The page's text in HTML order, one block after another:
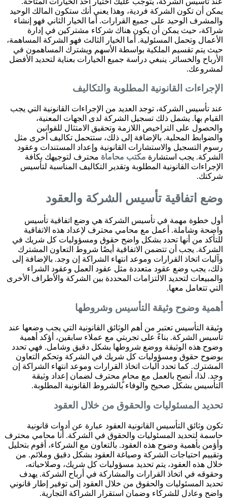
يمكن أن تكون الشركة فردية، وهذا يعني أنك ستكون المالك الوحيد
والمشرف الوحيد على جميع القرارات. أما الخيار الثاني فهو إنشاء
شراكة، حيث يمكن أن يكون هناك شركاء مشتركين في إدارة
الأعمال وتحمل المسئولية. أما الخيار الثالث فهو الشركة المساهمة،
حيث يتم تقسيم الملكية بواسطة الأسهم ويشترك المساهمون في
الأرباح والخسائر. ينبغي دراسة جميع الخيارات بعناية لتحديد الأفضل
لمشروعك.
الإجراءات القانونية المطلوبة والتكاليف
عند تأسيس الشركة، توجد العديد من الإجراءات القانونية التي يجب
القيام بها. يشمل ذلك تسجيل الشركة لدى الجهات المعنية،
والحصول على التراخيص اللازمة وتحقيق الامتثال للقوانين
والضوابط المحلية. بالإضافة إلى ذلك، ستتحمل تكاليف أخرى مثل
رسوم التسجيل والاستشارات القانونية وإعداد المستندات وعقود
الشركة. يجب استشارة مكتب محاماة محترف لتوجيهك بكافة
الإجراءات القانونية المطلوبة وتقدير التكاليف المناسبة لتأسيس
شركتك.
وضع اتفاقية تأسيس الشركة والعقود
أول خطوة مهمة في تأسيس الشركة هي وضع اتفاقية تأسيس
واضحة وشاملة. أعمل مع محامي محترف لإعداد هذه الاتفاقية
للتأكد من أنها تحدد بشكل واضح حقوق ومسؤوليات كل شريك في
الشركة. يجب أن تتضمن الاتفاقية أيضًا شروط التعاون المشترك
وآليات اتخاذ القرارات وموعد انتهاء الشراكة إن وجد. بالإضافة إلى
ذلك، يجب وضع عقود متعددة مثل عقود العمل وعقود الشراء
والمبيعات لتحديد الالتزامات المحددة بين الشركة والأطراف الأخرى
التي تتعامل معها.
أهمية وضوح وثيقة التأسيس وشروطها
وثيقة التأسيس تعتبر من أهم الوثائق القانونية التي يجب وضعها عند
تأسيس الشركة. بناءً على تجربتي مع عملاء سابقين، أؤكد أهمية
وضوح هذه الوثيقة ووضع شروطها بشكل دقيق وشامل. فهي تحدد
بوضوح حقوق ومسؤوليات كل شريك في الشركة وتحكم التعاون
المشترك. كما تحدد آليات اتخاذ القرارات وموعد انتهاء الشراكة إن
وجد. لذا، أنصح بالعمل مع محامٍ محترف لضمان إعداد وثيقة
التأسيس بشكل صحيح والوفاء بالشروط القانونية المطلوبة.
تحديد المسئوليات والحقوق من خلال العقود
تكون وثائق التأسيس القانونية العقود عبارة عن أدوات قانونية
حاسمة لتحديد المسئوليات والحقوق في الشركة. أنا محامي محترف
وأؤمن بأهمية وضوح هذه العقود. بالتعاون مع الشركاء، أقوم بتحليل
وتقييم احتياجات الشركة وصياغة العقود بشكل دقيق وملائم. من
خلال هذه العقود، يتم تحديد مسؤوليات كل شريك، وصلاحياته،
وحقوقه في اتخاذ القرارات والمشاركة في أرباح الشركة. يهدف
تحديد المسئوليات والحقوق من خلال العقود إلى توفير إطار قانوني
واضح وعادل للشركاء وضمان استقرار الشراكة التجارية.